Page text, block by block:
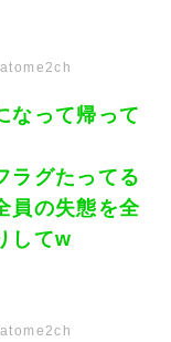
なって帰って
ラグたってる
員の失態を全
してw